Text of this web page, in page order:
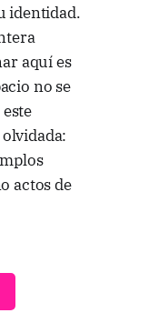
identidad.
aquí es
no se
actos de